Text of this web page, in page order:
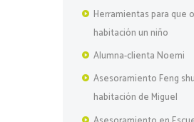
Herramientas para que
habitación un niño
Alumna-clienta Noemi
Asesoramiento Feng
habitación de Miguel